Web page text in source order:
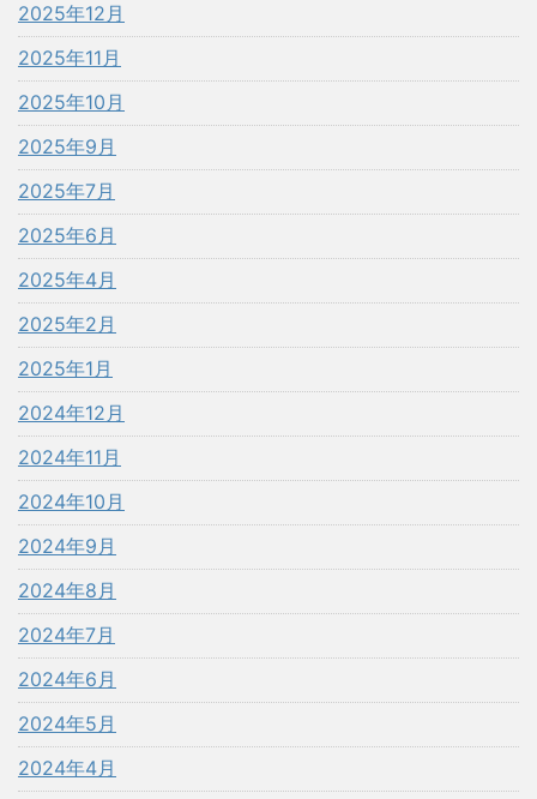
2025年12月
2025年11月
2025年10月
2025年9月
2025年7月
2025年6月
2025年4月
2025年2月
2025年1月
2024年12月
2024年11月
2024年10月
2024年9月
2024年8月
2024年7月
2024年6月
2024年5月
2024年4月